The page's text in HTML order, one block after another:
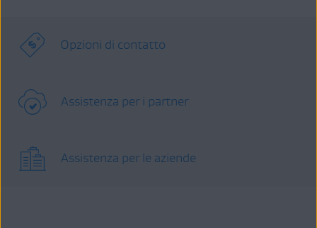
Opzioni di contatto
Assistenza per i partner
Assistenza per le aziende